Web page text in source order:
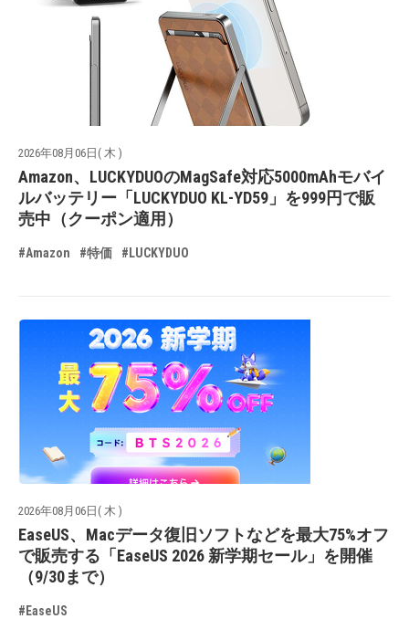
2026年08月06日( 木 )
Amazon、LUCKYDUOのMagSafe対応5000mAhモバイ
ルバッテリー「LUCKYDUO KL-YD59」を999円で販
売中（クーポン適用）
#Amazon #特価 #LUCKYDUO
2026年08月06日( 木 )
EaseUS、Macデータ復旧ソフトなどを最大75%オフ
で販売する「EaseUS 2026 新学期セール」を開催
（9/30まで）
#EaseUS